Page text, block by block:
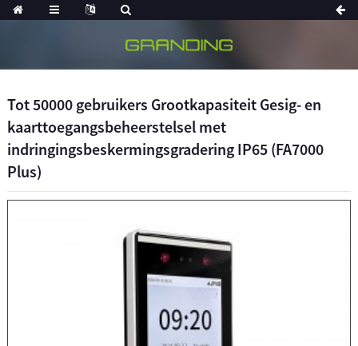
Tot 50000 gebruikers Grootkapasiteit Gesig- en
kaarttoegangsbeheerstelsel met
indringingsbeskermingsgradering IP65 (FA7000
Plus)